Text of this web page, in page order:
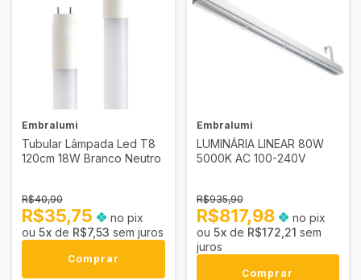
Embralumi
Tubular Lâmpada Led T8
120cm 18W Branco Neutro
R$40,90
R$35,75
no pix
5x de R$7,53 sem juros
Comprar
Embralumi
LUMINÁRIA LINEAR 80W
5000K AC 100-240V
R$935,90
R$817,98
no pix
5x de R$172,21 sem
juros
Comprar